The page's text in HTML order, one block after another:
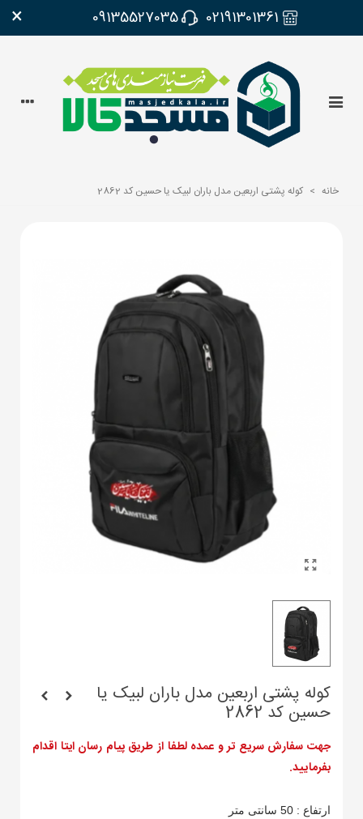
02191301361
09135527035
×
خانه > کوله پشتی اربعین مدل باران لبیک یا حسین کد 2862
کوله پشتی اربعین مدل باران لبیک یا
حسین کد 2862
جهت سفارش سریع تر و عمده لطفا از طریق پیام رسان ایتا اقدام
بفرمایید.
ارتفاع : 50 سانتی متر